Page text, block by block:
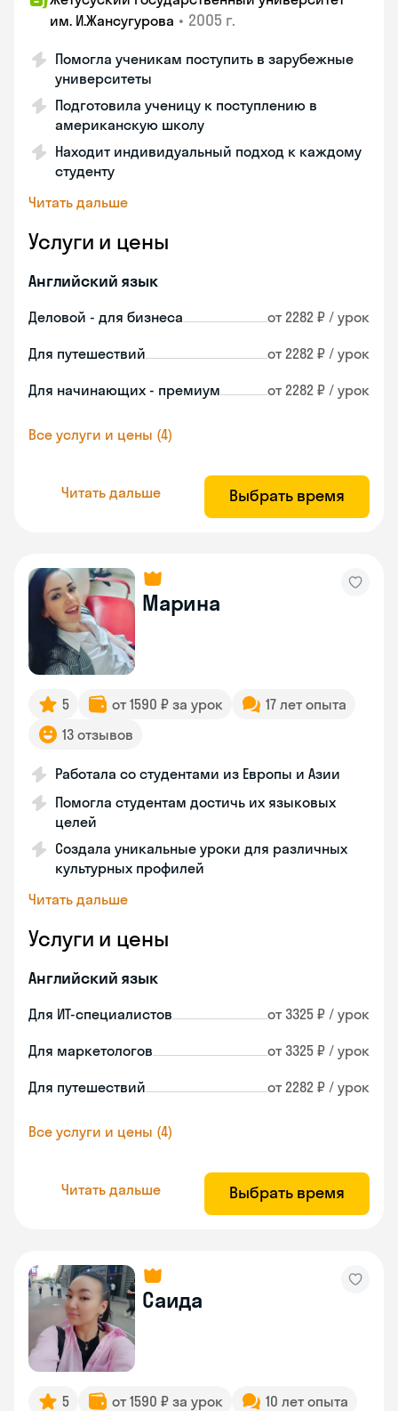
им. И.Жансугурова • 2005 г.
Помогла ученикам поступить в зарубежные
университеты
Подготовила ученицу к поступлению в
американскую школу
Находит индивидуальный подход к каждому
студенту
Читать дальше
Услуги и цены
Английский язык
Деловой - для бизнеса от 2282 ₽ / урок
Для путешествий от 2282 ₽ / урок
Для начинающих - премиум от 2282 ₽ / урок
Все услуги и цены (4)
Читать дальше Выбрать время
Марина
5 от 1590 ₽ за урок
17 лет опыта
13 отзывов
Работала со студентами из Европы и Азии
Помогла студентам достичь их языковых
целей
Создала уникальные уроки для различных
культурных профилей
Читать дальше
Услуги и цены
Английский язык
Для ИТ-специалистов от 3325 ₽ / урок
Для маркетологов от 3325 ₽ / урок
Для путешествий от 2282 ₽ / урок
Все услуги и цены (4)
Читать дальше Выбрать время
Саида
5 от 1590 ₽ за урок
10 лет опыта